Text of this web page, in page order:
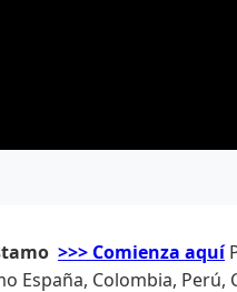
>>> Comienza aquí
España, Colombia, Perú,